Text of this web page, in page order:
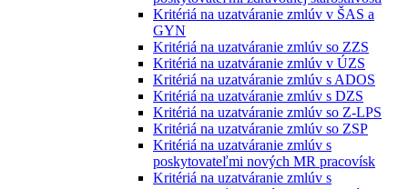
Kritériá na uzatváranie zmlúv v ŠAS a
GYN
Kritériá na uzatváranie zmlúv so ZZS
Kritériá na uzatváranie zmlúv v ÚZS
Kritériá na uzatváranie zmlúv s ADOS
Kritériá na uzatváranie zmlúv s DZS
Kritériá na uzatváranie zmlúv so Z-LPS
Kritériá na uzatváranie zmlúv so ZSP
Kritériá na uzatváranie zmlúv s
poskytovateľmi nových MR pracovísk
Kritériá na uzatváranie zmlúv s